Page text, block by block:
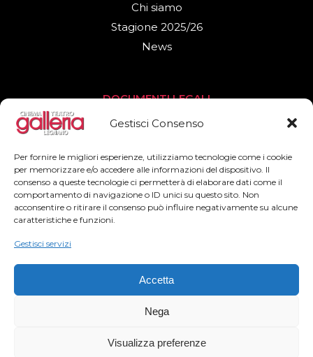
Gestisci Consenso
Per fornire le migliori esperienze, utilizziamo tecnologie come i cookie
per memorizzare e/o accedere alle informazioni del dispositivo. Il
consenso a queste tecnologie ci permetterà di elaborare dati come il
comportamento di navigazione o ID unici su questo sito. Non
acconsentire o ritirare il consenso può influire negativamente su alcune
caratteristiche e funzioni.
Gestisci servizi
Accetta
Nega
Visualizza preferenze
Chi siamo
Stagione 2025/26
News
DOCUMENTI LEGALI
Privacy Policy
SEGUICI
Facebook
– Powered byOfficinaidee adv